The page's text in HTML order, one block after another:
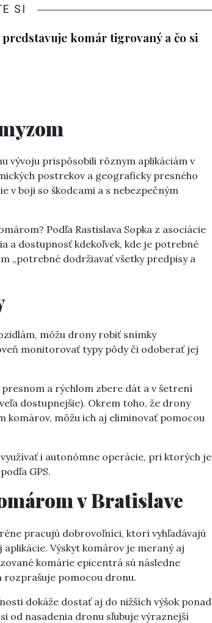
SI
komár tigrovaný a čo si
vývoju prispôsobili rôznym aplikáciám v
postrekov a geograficky presného
v boji so škodcami a s nebezpečným
Podľa Rastislava Sopka z asociácie
a dostupnosť kdekoľvek, kde je potrebné
„potrebné dodržiavať všetky predpisy a
môžu drony robiť snímky
monitorovať typy pôdy či odoberať jej
a rýchlom zbere dát a v šetrení
dostupnejšie). Okrem toho, že drony
komárov, môžu ich aj eliminovať pomocou
i autonómne operácie, pri ktorých je
GPS.
v Bratislave
pracujú dobrovoľníci, ktorí vyhľadávajú
Výskyt komárov je meraný aj
komárie epicentrá sú následne
rozprašuje pomocou dronu.
dokáže dostať aj do nižších výšok ponad
od nasadenia dronu sľubuje výraznejší